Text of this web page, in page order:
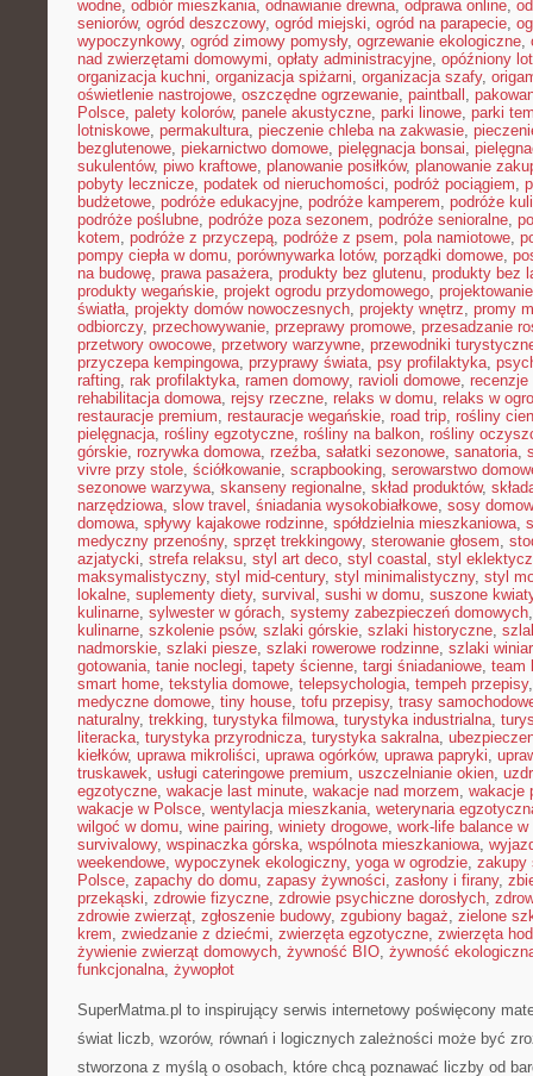
wodne, odbiór mieszkania, odnawianie drewna, odprawa online,
seniorów, ogród deszczowy, ogród miejski, ogród na parapecie,
wypoczynkowy, ogród zimowy pomysły, ogrzewanie ekologiczne,
nad zwierzętami domowymi, opłaty administracyjne, opóźniony lot
organizacja kuchni, organizacja spiżarni, organizacja szafy,
oświetlenie nastrojowe, oszczędne ogrzewanie, paintball ,
Polsce, palety kolorów, panele akustyczne, parki linowe, parki
lotniskowe, permakultura, pieczenie chleba na zakwasie,
bezglutenowe, piekarnictwo domowe, pielęgnacja bonsai,
sukulentów, piwo kraftowe, planowanie posiłków, planowanie
pobyty lecznicze, podatek od nieruchomości, podróż pociągiem,
budżetowe, podróże edukacyjne, podróże kamperem, podróże
podróże poślubne, podróże poza sezonem, podróże senioralne,
kotem, podróże z przyczepą, podróże z psem, pola namiotowe,
pompy ciepła w domu, porównywarka lotów, porządki domowe,
na budowę, prawa pasażera, produkty bez glutenu, produkty bez
produkty wegańskie, projekt ogrodu przydomowego,
światła, projekty domów nowoczesnych, projekty wnętrz, promy
odbiorczy, przechowywanie, przeprawy promowe, przesadzanie
przetwory owocowe, przetwory warzywne, przewodniki
przyczepa kempingowa, przyprawy świata, psy profilaktyka,
rafting, rak profilaktyka, ramen domowy, ravioli domowe, recenzje
rehabilitacja domowa, rejsy rzeczne, relaks w domu, relaks w
restauracje premium, restauracje wegańskie, road trip, rośliny
pielęgnacja, rośliny egzotyczne, rośliny na balkon, rośliny
górskie, rozrywka domowa, rzeźba, sałatki sezonowe, sanatoria,
vivre przy stole, ściółkowanie, scrapbooking, serowarstwo
sezonowe warzywa, skanseny regionalne, skład produktów,
narzędziowa, slow travel , śniadania wysokobiałkowe, sosy
domowa, spływy kajakowe rodzinne, spółdzielnia mieszkaniowa,
medyczny przenośny, sprzęt trekkingowy, sterowanie głosem,
azjatycki, strefa relaksu, styl art deco, styl coastal , styl
maksymalistyczny, styl mid-century, styl minimalistyczny, styl
lokalne, suplementy diety, survival , sushi w domu, suszone
kulinarne, sylwester w górach, systemy zabezpieczeń domowych
kulinarne, szkolenie psów, szlaki górskie, szlaki historyczne,
nadmorskie, szlaki piesze, szlaki rowerowe rodzinne, szlaki
gotowania, tanie noclegi, tapety ścienne, targi śniadaniowe, team
smart home, tekstylia domowe, telepsychologia, tempeh przepisy
medyczne domowe, tiny house, tofu przepisy, trasy
naturalny, trekking, turystyka filmowa, turystyka industrialna,
literacka, turystyka przyrodnicza, turystyka sakralna,
kiełków, uprawa mikroliści, uprawa ogórków, uprawa papryki,
truskawek, usługi cateringowe premium, uszczelnianie okien,
egzotyczne, wakacje last minute, wakacje nad morzem, wakacje
wakacje w Polsce, wentylacja mieszkania, weterynaria
wilgoć w domu, wine pairing, winiety drogowe, work-life balance w
survivalowy, wspinaczka górska, wspólnota mieszkaniowa,
weekendowe, wypoczynek ekologiczny, yoga w ogrodzie, zakupy
Polsce, zapachy do domu, zapasy żywności, zasłony i firany,
przekąski, zdrowie fizyczne, zdrowie psychiczne dorosłych,
zdrowie zwierząt, zgłoszenie budowy, zgubiony bagaż, zielone
krem, zwiedzanie z dziećmi, zwierzęta egzotyczne, zwierzęta
żywienie zwierząt domowych, żywność BIO, żywność
funkcjonalna, żywopłot
SuperMatma.pl to inspirujący serwis internetowy poświęcony
świat liczb, wzorów, równań i logicznych zależności może być
stworzona z myślą o osobach, które chcą poznawać liczby od